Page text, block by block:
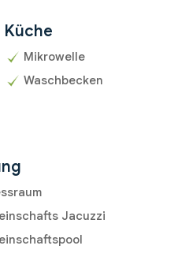
Küche
Mikrowelle
Waschbecken
Jacuzzi